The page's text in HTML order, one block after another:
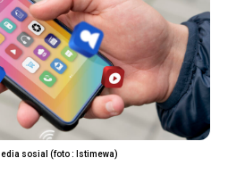
sosial (foto : Istimewa)